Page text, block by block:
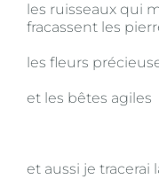
les ruisseaux qui
fracassent les
les fleurs
et les bêtes agiles
et aussi je tracerai